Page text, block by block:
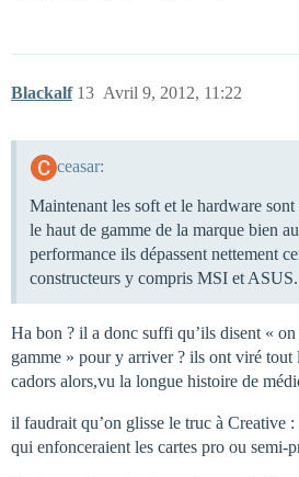
Blackalf Avril 9, 2012, 11:22
13
ceasar:
Maintenant les soft et le hardware
le haut de gamme de la marque bien
performance ils dépassent nettement
constructeurs y compris MSI et ASUS.
Ha bon ? il a donc suffi qu’ils disent «
gamme » pour y arriver ? ils ont viré tout
cadors alors,vu la longue histoire de
il faudrait qu’on glisse le truc à Creative :
qui enfonceraient les cartes pro ou semi-